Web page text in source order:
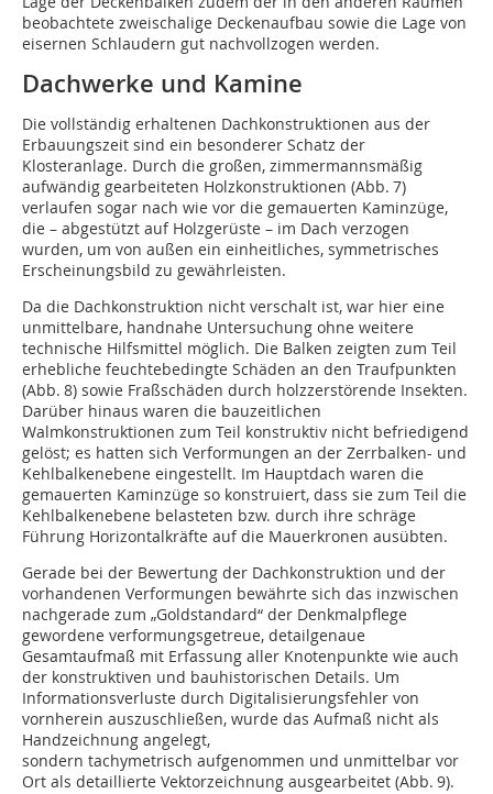
beobachtete zweischalige Deckenaufbau sowie die Lage von
eisernen Schlaudern gut nachvollzogen werden.
Dachwerke und Kamine
Die vollständig erhaltenen Dachkonstruk­tionen aus der
Erbauungszeit sind ein besonderer Schatz der
Klosteranlage. Durch die großen, zimmermannsmäßig
aufwändig gearbeiteten Holzkonstruktionen (Abb. 7)
verlaufen sogar nach wie vor die gemauerten Kaminzüge,
die – abgestützt auf Holzgerüste – im Dach verzogen
wurden, um von außen ein einheitliches, symmetrisches
Erscheinungsbild zu gewährleisten.
Da die Dachkonstruktion nicht verschalt ist, war hier eine
unmittelbare, handnahe Untersuchung ohne weitere
technische Hilfsmittel möglich. Die Balken zeigten zum Teil
erhebliche feuchtebedingte Schäden an den Traufpunkten
(Abb. 8) sowie Fraßschäden durch holzzerstörende Insekten.
Darüber hinaus waren die bauzeitlichen
Walmkonstruktionen zum Teil konstruktiv nicht befriedigend
gelöst; es hatten sich Verformungen an der Zerrbalken- und
Kehlbalken­ebene eingestellt. Im Hauptdach waren die
gemauerten Kaminzüge so konstruiert, dass sie zum Teil die
Kehlbalkenebene belasteten bzw. durch ihre schräge
Führung Horizontalkräfte auf die Mauerkronen ausübten.
Gerade bei der Bewertung der Dachkonstruktion und der
vorhandenen Verformun­gen bewährte sich das inzwischen
nachgerade zum „Goldstandard“ der Denkmalpflege
gewordene verformungsgetreue, detailge­naue
Gesamtaufmaß mit Erfassung aller Knotenpunkte wie auch
der konstruktiven und bauhistorischen Details. Um
Informationsverluste durch Digitalisierungsfehler von
vornherein auszuschließen, wurde das Aufmaß nicht als
Handzeichnung angelegt,
sondern tachymetrisch aufgenommen und unmittelbar vor
Ort als detaillierte Vektor­zeichnung ausgearbeitet (Abb. 9).